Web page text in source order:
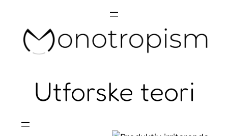
content
Utforske teori